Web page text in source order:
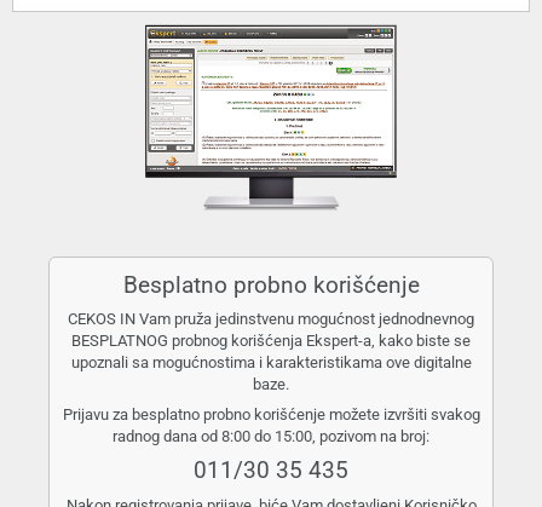
Besplatno probno korišćenje
CEKOS IN Vam pruža jedinstvenu mogućnost jednodnevnog
BESPLATNOG probnog korišćenja Ekspert-a, kako biste se
upoznali sa mogućnostima i karakteristikama ove digitalne
baze.
Prijavu za besplatno probno korišćenje možete izvršiti svakog
radnog dana od 8:00 do 15:00, pozivom na broj:
011/30 35 435